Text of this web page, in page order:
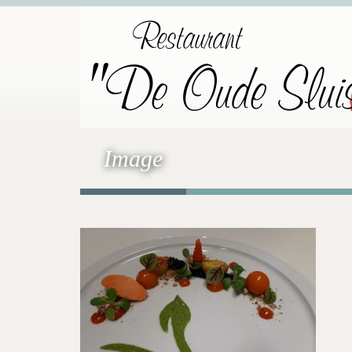
Restaurant
"De Oude
Image